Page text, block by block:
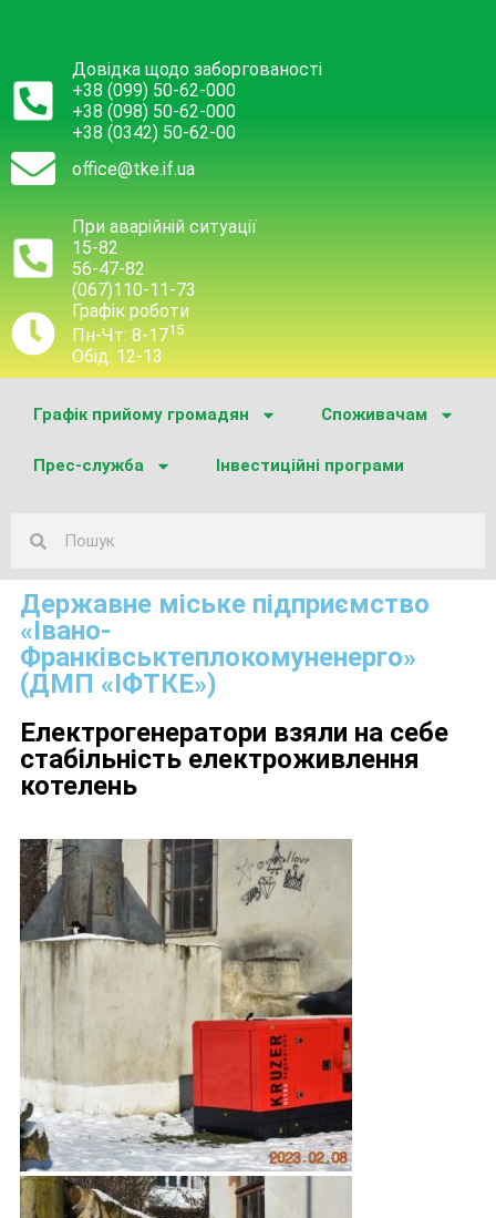
Довідка щодо заборгованості
+38 (099) 50-62-000
+38 (098) 50-62-000
+38 (0342) 50-62-00
office@tke.if.ua
При аварійній ситуації
15-82
56-47-82
(067)110-11-73
Графік роботи
Пн-Чт: 8-1715
Обід: 12-13
Графік прийому громадян Споживачам
Прес-служба Інвестиційні програми
Державне міське підприємство
«Івано-
Франківськтеплокомуненерго»
(ДМП «ІФТКЕ»)
Електрогенератори взяли на себе
стабільність електроживлення
котелень